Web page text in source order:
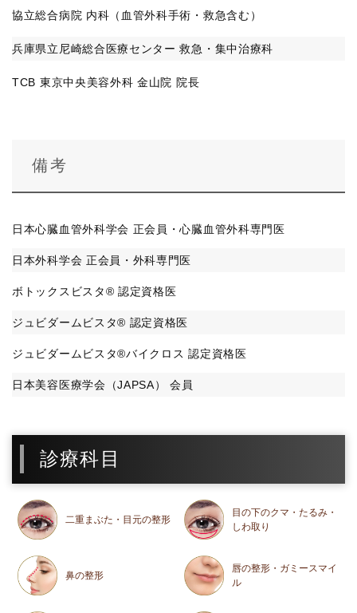
協立総合病院 内科（血管外科手術・救急含む）
兵庫県立尼崎総合医療センター 救急・集中治療科
TCB 東京中央美容外科 金山院 院長
備考
日本心臓血管外科学会 正会員・心臓血管外科専門医
日本外科学会 正会員・外科専門医
ボトックスビスタ® 認定資格医
ジュビダームビスタ® 認定資格医
ジュビダームビスタ®バイクロス 認定資格医
日本美容医療学会（JAPSA） 会員
診療科目
二重まぶた・目元の整形
目の下のクマ・たるみ・
しわ取り
鼻の整形
唇の整形・ガミースマイ
ル